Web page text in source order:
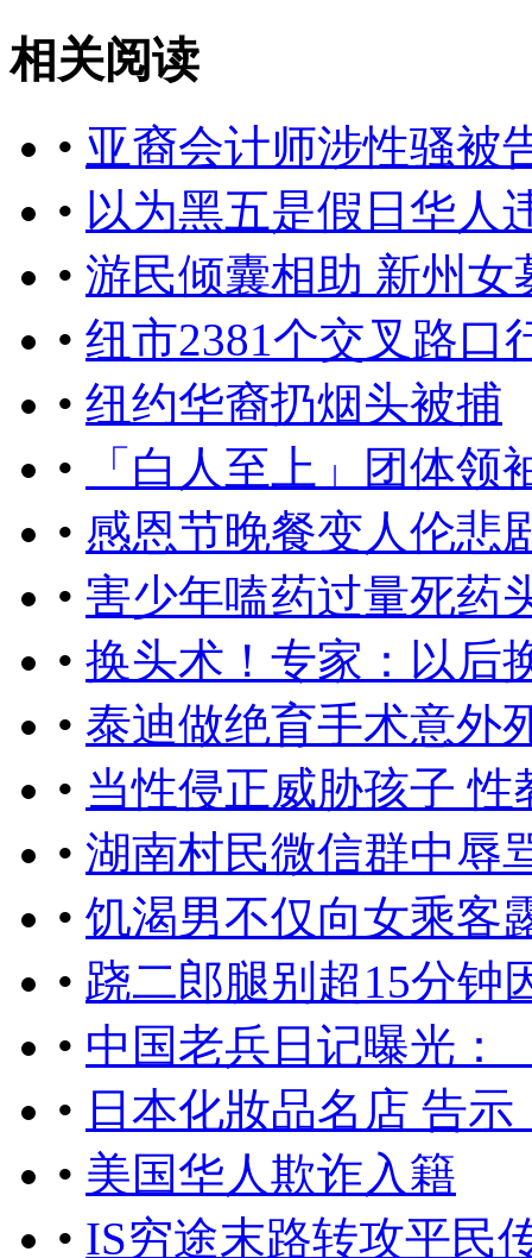
相关阅读
• 亚裔会计师涉性骚被
• 以为黑五是假日华人
• 游民倾囊相助 新州女
• 纽市2381个交叉路口
• 纽约华裔扔烟头被捕
•
「白人至上」团体
• 感恩节晚餐变人伦悲
• 害少年嗑药过量死药
• 换头术！专家：以后
• 泰迪做绝育手术意外
• 当性侵正威胁孩子
• 湖南村民微信群中辱
• 饥渴男不仅向女乘客
• 跷二郎腿别超15分钟
• 中国老兵日记曝光：
• 日本化妝品名店 告
• 美国华人欺诈入籍
• IS穷途末路转攻平民